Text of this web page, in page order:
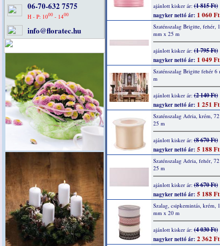
06-70-632 7575
H - P: 1000 - 1400
info@floratec.hu
ajánlott kisker ár:(1 815 Ft)
nagyker nettó ár: 1 060 Ft
Szaténszalag Brigitte, fehér,
mm x 25 m
ajánlott kisker ár:(1 795 Ft)
nagyker nettó ár: 1 049 Ft
Szaténszalag Brigitte fehér 6
m
ajánlott kisker ár:(2 140 Ft)
nagyker nettó ár: 1 251 Ft
Szaténszalag Adria, krém,
25 m
ajánlott kisker ár:(8 670 Ft)
nagyker nettó ár: 5 188 Ft
Szaténszalag Adria, fehér,
25 m
ajánlott kisker ár:(8 670 Ft)
nagyker nettó ár: 5 188 Ft
Szalag, csipkemintás, krém,
mm x 20 m
ajánlott kisker ár:(4 030 Ft)
nagyker nettó ár: 2 362 Ft